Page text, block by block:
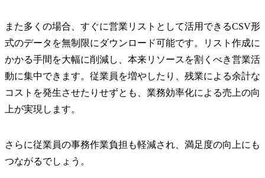
また多くの場合、すぐに営業リストとして活用できるCSV形
式のデータを無制限にダウンロード可能です。リスト作成に
かかる手間を大幅に削減し、本来リソースを割くべき営業活
動に集中できます。従業員を増やしたり、残業による余計な
コストを発生させたりせずとも、業務効率化による売上の向
上が実現します。
さらに従業員の事務作業負担も軽減され、満足度の向上にも
つながるでしょう。